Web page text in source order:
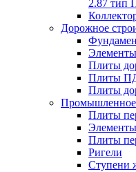
2.87 тип
Дорожное
Плиты
Плиты
Плиты
Промышленное
Плиты
Элементы
Плиты
Ригели
Ступени